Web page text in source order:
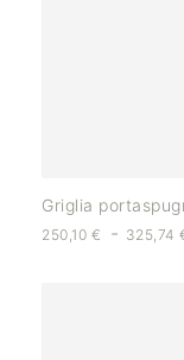
Griglia
250,10 € - 325,74